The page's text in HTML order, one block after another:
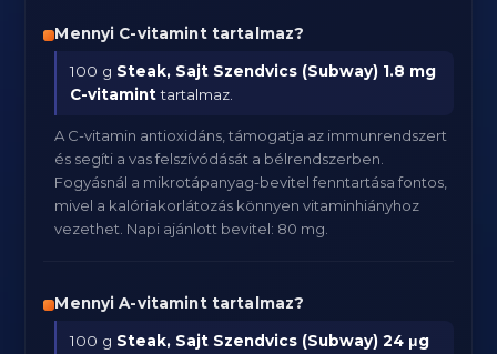
Mennyi C-vitamint tartalmaz?
100 g Steak, Sajt Szendvics (Subway) 1.8 mg
C-vitaminttartalmaz.
A C-vitamin antioxidáns, támogatja az immunrendszert
és segíti a vas felszívódását a bélrendszerben.
Fogyásnál a mikrotápanyag-bevitel fenntartása fontos,
mivel a kalóriakorlátozás könnyen vitaminhiányhoz
vezethet. Napi ajánlott bevitel: 80 mg.
Mennyi A-vitamint tartalmaz?
100 g Steak, Sajt Szendvics (Subway) 24 μg